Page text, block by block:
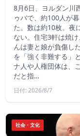
8月6日、ヨルダン川
ゥバで、約100人が
た。数は約10枚。夜
ない。住宅3軒は焼
んは妻と娘が負傷し
を「強く非難する」
ナ人や人権団体は、
だと指…
日付: 2026/8/7
社会・文化